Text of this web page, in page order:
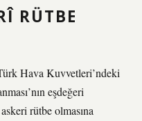
RÜTBE
Hava Kuvvetleri’ndeki
eşdeğeri
rütbe olmasına